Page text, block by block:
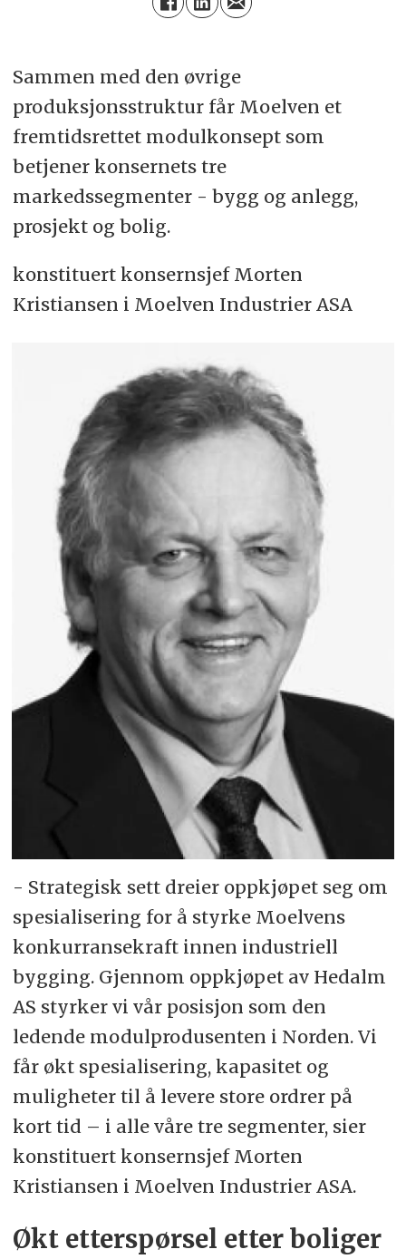
Sammen med den øvrige
produksjonsstruktur får Moelven et
fremtidsrettet modulkonsept som
betjener konsernets tre
markedssegmenter - bygg og anlegg,
prosjekt og bolig.
konstituert konsernsjef Morten
Kristiansen i Moelven Industrier ASA
- Strategisk sett dreier oppkjøpet seg om
spesialisering for å styrke Moelvens
konkurransekraft innen industriell
bygging. Gjennom oppkjøpet av Hedalm
AS styrker vi vår posisjon som den
ledende modulprodusenten i Norden. Vi
får økt spesialisering, kapasitet og
muligheter til å levere store ordrer på
kort tid – i alle våre tre segmenter, sier
konstituert konsernsjef Morten
Kristiansen i Moelven Industrier ASA.
Økt etterspørsel etter boliger